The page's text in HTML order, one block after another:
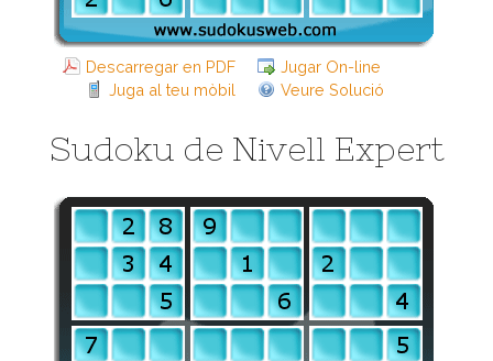
Descarregar en PDF
Jugar On-line
Juga al teu mòbil
Veure Solució
Sudoku de Nivell Expert